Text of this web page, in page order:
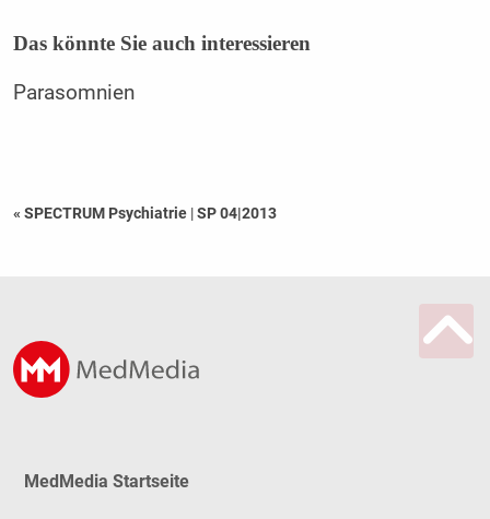
Das könnte Sie auch interessieren
Parasomnien
« SPECTRUM Psychiatrie |SP 04|2013
MedMedia Startseite